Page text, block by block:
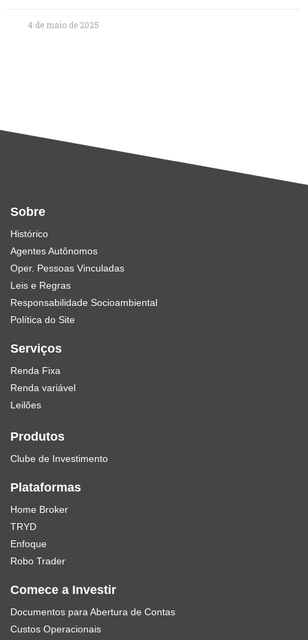
4 de maio de 2025
Sobre
Histórico
Agentes Autônomos
Oper. Pessoas Vinculadas
Leis e Regras
Responsabilidade Socioambiental
Política do Site
Serviços
Renda Fixa
Renda variável
Leilões
Produtos
Clube de Investimento
Plataformas
Home Broker
TRYD
Enfoque
Robo Trader
Comece a Investir
Documentos para Abertura de Contas
Custos Operacionais